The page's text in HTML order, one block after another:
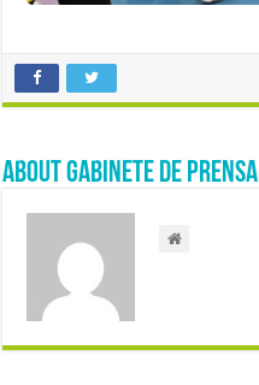
About Gabinete de Prensa